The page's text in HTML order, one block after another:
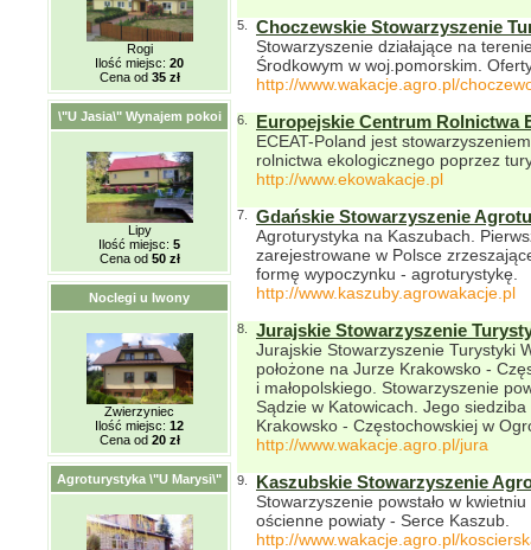
Rogi
Ilość miejsc: 20
Cena od 35 zł
\"U Jasia\" Wynajem pokoi
Lipy
Ilość miejsc: 5
Cena od 50 zł
Noclegi u Iwony
Zwierzyniec
Ilość miejsc: 12
Cena od 20 zł
Agroturystyka \"U Marysi\"
5.
Choczewskie Stowarzyszenie
Stowarzyszenie działające na
Środkowym w woj.pomorskim.
http://www.wakacje.agro.pl/
6.
Europejskie Centrum Rolnictwa
ECEAT-Poland jest
rolnictwa ekologicznego poprzez
http://www.ekowakacje.pl
7.
Gdańskie Stowarzyszenie
Agroturystyka na Kaszubach.
zarejestrowane w Polsce
formę wypoczynku - agroturystykę.
http://www.kaszuby.agrowakacje.pl
8.
Jurajskie Stowarzyszenie
Jurajskie Stowarzyszenie Turystyki
położone na Jurze Krakowsko -
i małopolskiego. Stowarzyszenie
Sądzie w Katowicach. Jego
Krakowsko - Częstochowskiej w
http://www.wakacje.agro.pl/jura
9.
Kaszubskie Stowarzyszenie
Stowarzyszenie powstało w
ościenne powiaty - Serce Kaszub.
http://www.wakacje.agro.pl/